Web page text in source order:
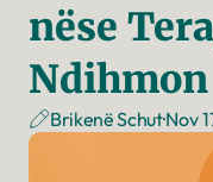
nëse
Ndihmon
Brikenë Schut·Nov